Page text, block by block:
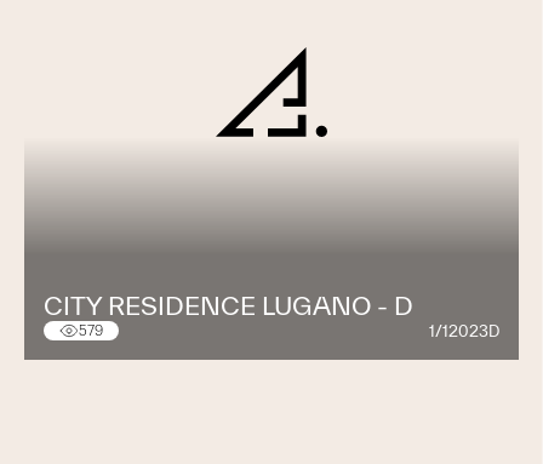
CITY RESIDENCE LUGANO - D
579 1/12023D